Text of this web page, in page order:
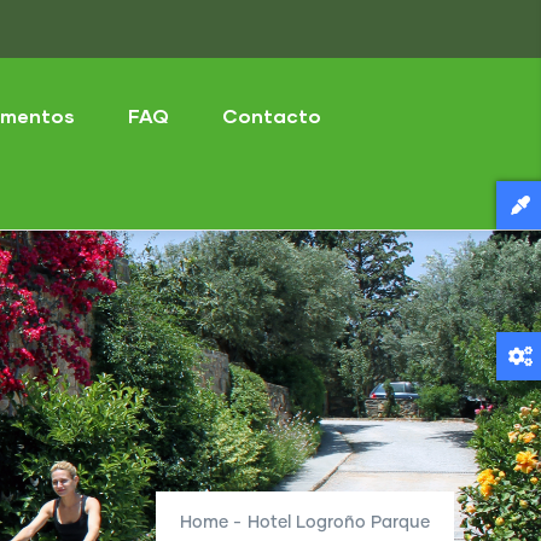
FAQ Contacto
Home - Hotel Logroño Parque